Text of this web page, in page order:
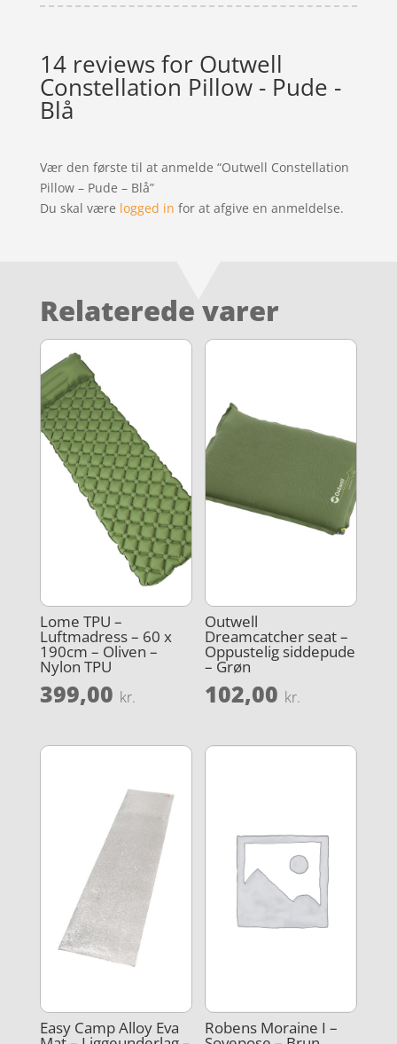
14 reviews for Outwell
Constellation Pillow - Pude -
Blå
Vær den første til at anmelde “Outwell Constellation
Pillow – Pude – Blå”
Du skal være logged in for at afgive en anmeldelse.
Relaterede varer
Lome TPU –
Luftmadress – 60 x
190cm – Oliven –
Nylon TPU
399,00 kr.
Outwell
Dreamcatcher seat –
Oppustelig siddepude
– Grøn
102,00 kr.
Easy Camp Alloy Eva Robens Moraine I –